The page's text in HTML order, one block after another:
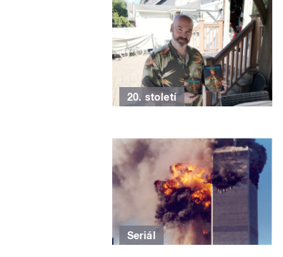
20. století
Seriál